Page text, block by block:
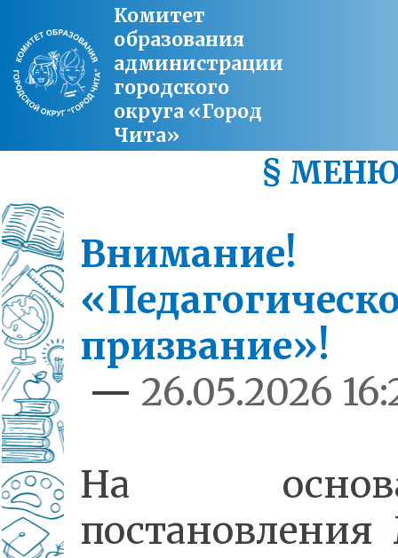
Комитет
образования
администрации
городского
округа «Город
Чита»
§
Внимание!
призвание»!
— 26.05.2026
На
постановления